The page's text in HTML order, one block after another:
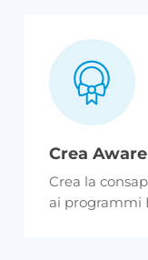
Crea
Crea la
ai programmi